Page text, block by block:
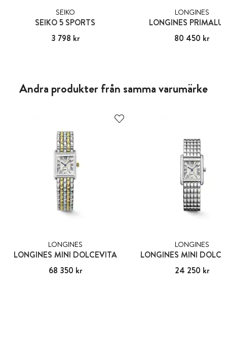
SEIKO
SEIKO 5 SPORTS
Pris :3 798 kr
3 798 kr
LONGINES
LONGINES
Pris:80 450 kr
80 450 kr
Andra produkter från samma varumärke
LONGINES
LONGINES MINI DOLCEVITA
Pris:68 350 kr
68 350 kr
LONGINES
LONGINES MINI
Pris:24 250 kr
24 250 kr